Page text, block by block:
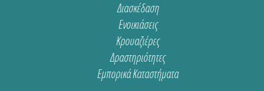
Διασκέδαση
Ενοικιάσεις
Κρουαζιέρες
Δραστηριότητες
Εμπορικά Καταστήματα